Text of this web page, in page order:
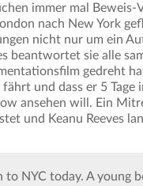
immer mal Beweis-
nach New York
nicht nur um ein
beantwortet sie alle
gedreht
und dass er 5 Tage
ansehen will. Ein
und Keanu Reeves
to NYC today. A young